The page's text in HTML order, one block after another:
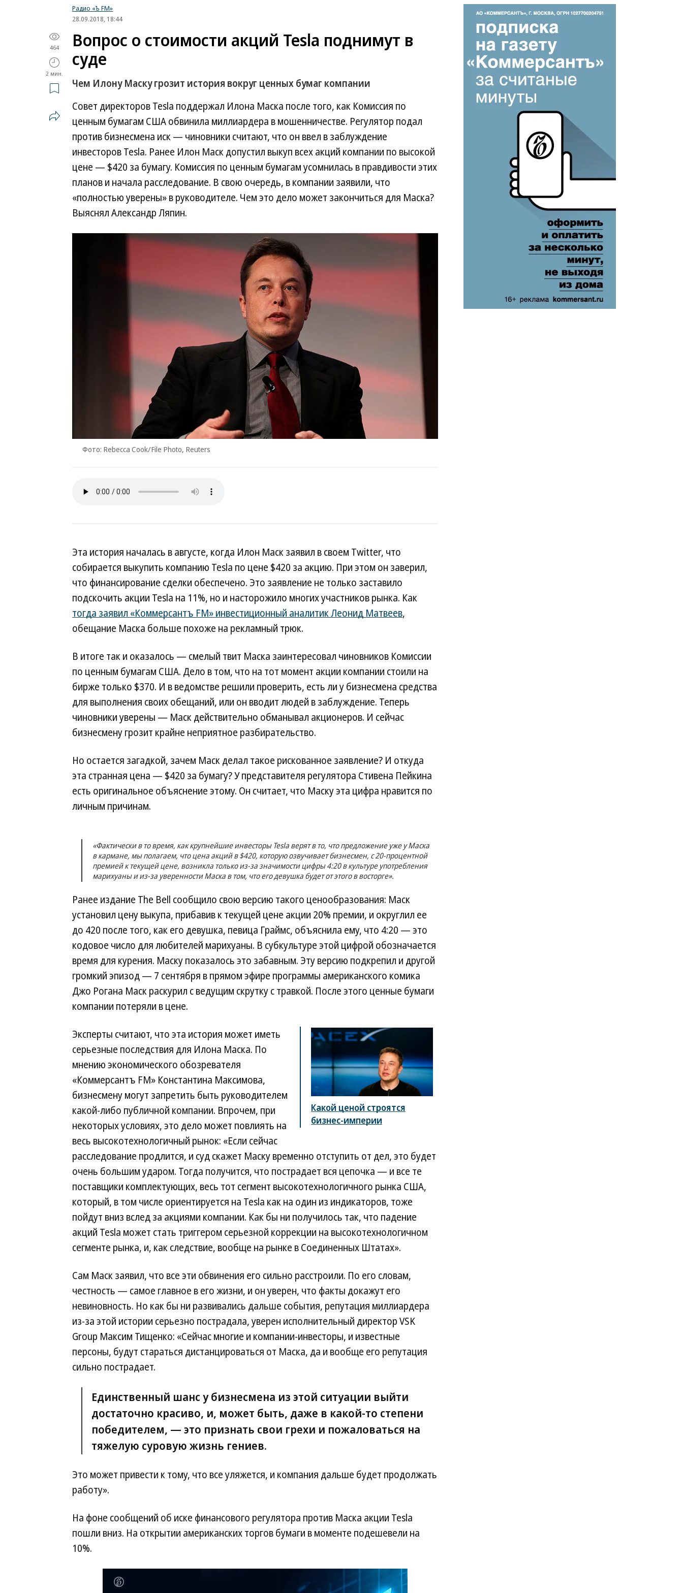
Радио «Ъ FM»
28.09.2018, 18:44
464
2 мин.
Вопрос о стоимости акций Tesla поднимут в
суде
Чем Илону Маску грозит история вокруг ценных бумаг компании
Совет директоров Tesla поддержал Илона Маска после того, как Комиссия по
ценным бумагам США обвинила миллиардера в мошенничестве. Регулятор подал
против бизнесмена иск — чиновники считают, что он ввел в заблуждение
инвесторов Tesla. Ранее Илон Маск допустил выкуп всех акций компании по высокой
цене — $420 за бумагу. Комиссия по ценным бумагам усомнилась в правдивости этих
планов и начала расследование. В свою очередь, в компании заявили, что
«полностью уверены» в руководителе. Чем это дело может закончиться для Маска?
Выяснял Александр Ляпин.
Фото: Rebecca Cook/File Photo, Reuters
Эта история началась в августе, когда Илон Маск заявил в своем Twitter, что
собирается выкупить компанию Tesla по цене $420 за акцию. При этом он заверил,
что финансирование сделки обеспечено. Это заявление не только заставило
подскочить акции Tesla на 11%, но и насторожило многих участников рынка. Как
тогда заявил «Коммерсантъ FM» инвестиционный аналитик Леонид Матвеев,
обещание Маска больше похоже на рекламный трюк.
В итоге так и оказалось — смелый твит Маска заинтересовал чиновников Комиссии
по ценным бумагам США. Дело в том, что на тот момент акции компании стоили на
бирже только $370. И в ведомстве решили проверить, есть ли у бизнесмена средства
для выполнения своих обещаний, или он вводит людей в заблуждение. Теперь
чиновники уверены — Маск действительно обманывал акционеров. И сейчас
бизнесмену грозит крайне неприятное разбирательство.
Но остается загадкой, зачем Маск делал такое рискованное заявление? И откуда
эта странная цена — $420 за бумагу? У представителя регулятора Стивена Пейкина
есть оригинальное объяснение этому. Он считает, что Маску эта цифра нравится по
личным причинам.
«Фактически в то время, как крупнейшие инвесторы Tesla верят в то, что предложение уже у Маска
в кармане, мы полагаем, что цена акций в $420, которую озвучивает бизнесмен, с 20-процентной
премией к текущей цене, возникла только из-за значимости цифры 4:20 в культуре употребления
марихуаны и из-за уверенности Маска в том, что его девушка будет от этого в восторге».
Ранее издание The Bell сообщило свою версию такого ценообразования: Маск
установил цену выкупа, прибавив к текущей цене акции 20% премии, и округлил ее
до 420 после того, как его девушка, певица Граймс, объяснила ему, что 4:20 — это
кодовое число для любителей марихуаны. В субкультуре этой цифрой обозначается
время для курения. Маску показалось это забавным. Эту версию подкрепил и другой
громкий эпизод — 7 сентября в прямом эфире программы американского комика
Джо Рогана Маск раскурил с ведущим скрутку с травкой. После этого ценные бумаги
компании потеряли в цене.
Какой ценой строятся
бизнес-империи
Эксперты считают, что эта история может иметь
серьезные последствия для Илона Маска. По
мнению экономического обозревателя
«Коммерсантъ FM» Константина Максимова,
бизнесмену могут запретить быть руководителем
какой-либо публичной компании. Впрочем, при
некоторых условиях, это дело может повлиять на
весь высокотехнологичный рынок: «Если сейчас
расследование продлится, и суд скажет Маску временно отступить от дел, это будет
очень большим ударом. Тогда получится, что пострадает вся цепочка — и все те
поставщики комплектующих, весь тот сегмент высокотехнологичного рынка США,
который, в том числе ориентируется на Tesla как на один из индикаторов, тоже
пойдут вниз вслед за акциями компании. Как бы ни получилось так, что падение
акций Tesla может стать триггером серьезной коррекции на высокотехнологичном
сегменте рынка, и, как следствие, вообще на рынке в Соединенных Штатах».
Сам Маск заявил, что все эти обвинения его сильно расстроили. По его словам,
честность — самое главное в его жизни, и он уверен, что факты докажут его
невиновность. Но как бы ни развивались дальше события, репутация миллиардера
из-за этой истории серьезно пострадала, уверен исполнительный директор VSK
Group Максим Тищенко: «Сейчас многие и компании-инвесторы, и известные
персоны, будут стараться дистанцироваться от Маска, да и вообще его репутация
сильно пострадает.
Единственный шанс у бизнесмена из этой ситуации выйти
достаточно красиво, и, может быть, даже в какой-то степени
победителем, — это признать свои грехи и пожаловаться на
тяжелую суровую жизнь гениев.
Это может привести к тому, что все уляжется, и компания дальше будет продолжать
работу».
На фоне сообщений об иске финансового регулятора против Маска акции Tesla
пошли вниз. На открытии американских торгов бумаги в моменте подешевели на
10%.